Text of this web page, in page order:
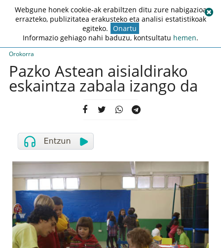
Orokorra
Pazko Astean aisialdirako
eskaintza zabala izango da
Webgune honek cookie-ak erabiltzen ditu zure nabigazioa
errazteko, publizitatea erakusteko eta analisi estatistikoak
egiteko. Onartu
Informazio gehiago nahi baduzu, kontsultatu hemen.